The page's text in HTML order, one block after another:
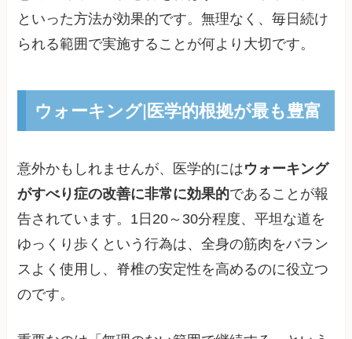
といった方法が効果的です。無理なく、毎日続け
られる範囲で実施することが何より大切です。
ウォーキング|医学的根拠が最も豊富
意外かもしれませんが、医学的にはウォーキング
がすべり症の改善に非常に効果的であることが報
告されています。1日20～30分程度、平坦な道を
ゆっくり歩くという行為は、全身の筋肉をバラン
スよく使用し、脊椎の安定性を高めるのに役立つ
のです。